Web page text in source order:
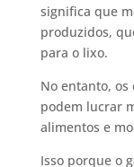
significa que
produzidos,
para o lixo.
No entanto, os
podem lucrar
alimentos e
Isso porque o